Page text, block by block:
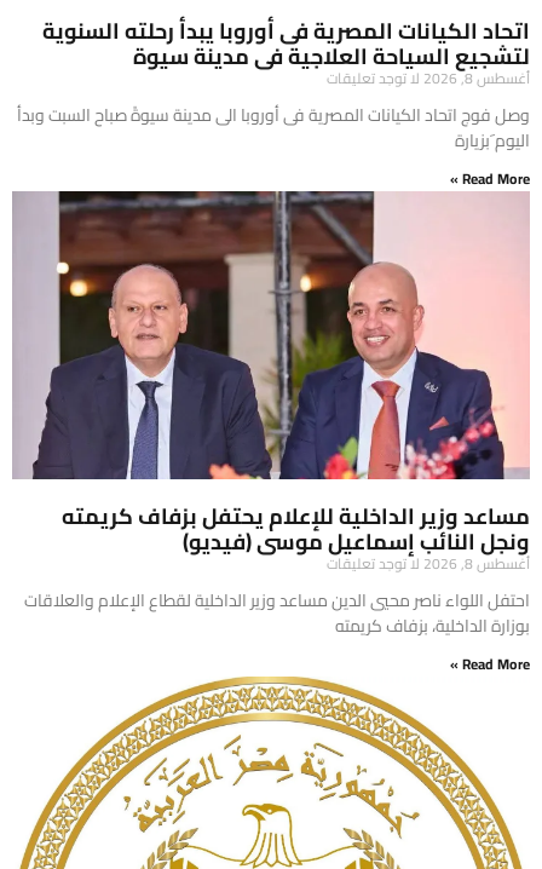
اتحاد الكيانات المصرية فى أوروبا يبدأ رحلته السنوية
لتشجيع السياحة العلاجية فى مدينة سيوة
أغسطس 8, 2026 لا توجد تعليقات
وصل فوج اتحاد الكيانات المصرية فى أوروبا الى مدينة سيوةً صباح السبت وبدأ
اليوم َبزيارة
Read More »
مساعد وزير الداخلية للإعلام يحتفل بزفاف كريمته
ونجل النائب إسماعيل موسى (فيديو)
أغسطس 8, 2026 لا توجد تعليقات
احتفل اللواء ناصر محيي الدين مساعد وزير الداخلية لقطاع الإعلام والعلاقات
بوزارة الداخلية، بزفاف كريمته
Read More »